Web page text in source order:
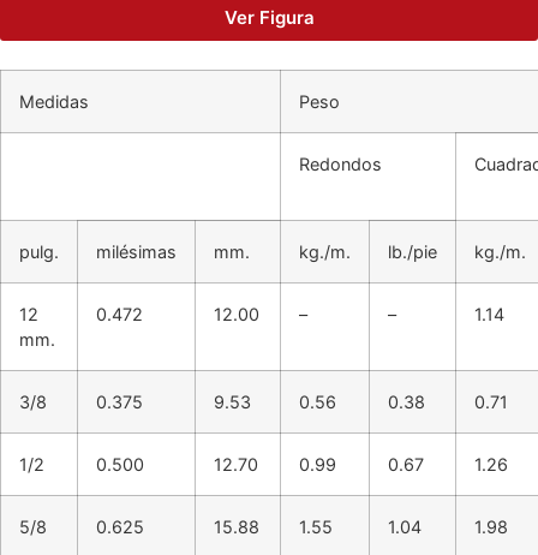
Ver Figura
Medidas Peso
Redondos
pulg. milésimas mm. kg./m. lb./pie kg./m.
12
mm.
0.472 12.00 – – 1.14
3/8 0.375 9.53 0.56 0.38 0.71
1/2 0.500 12.70 0.99 0.67 1.26
5/8 0.625 15.88 1.55 1.04 1.98